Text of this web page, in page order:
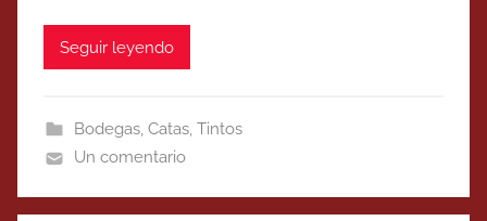
Seguir leyendo
Bodegas, Catas, Tintos
Un comentario